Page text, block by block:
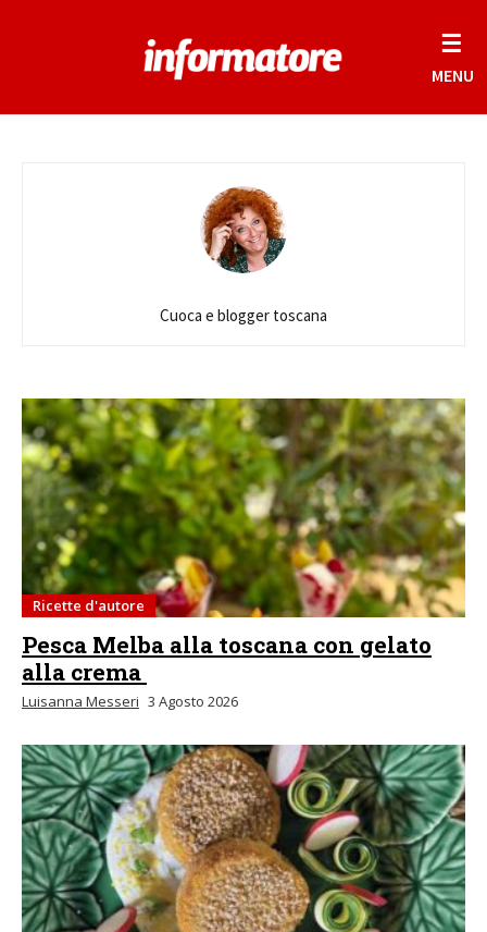
☰
MENU
Cuoca e blogger toscana
Ricette d'autore
Pesca Melba alla toscana con gelato
alla crema
Luisanna Messeri 3 Agosto 2026